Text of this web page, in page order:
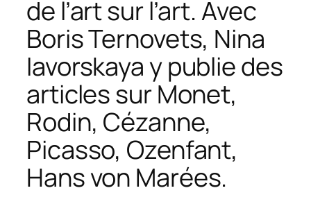
de l’art sur l’art. Avec
Boris Ternovets, Nina
Iavorskaya y publie des
articles sur Monet,
Rodin, Cézanne,
Picasso, Ozenfant,
Hans von Marées.